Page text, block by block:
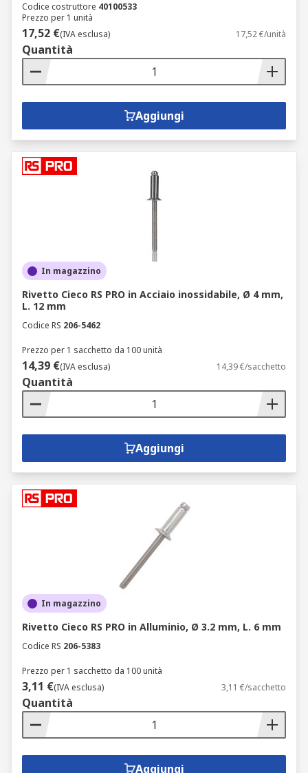
Codice costruttore 40100533
Prezzo per 1 unità
17,52 €(IVA esclusa) 17,52 €/unità
Quantità
Aggiungi
In magazzino
Rivetto Cieco RS PRO in Acciaio inossidabile, Ø 4 mm,
L. 12 mm
Codice RS 206-5462
Prezzo per 1 sacchetto da 100 unità
14,39 €(IVA esclusa) 14,39 €/sacchetto
Quantità
Aggiungi
In magazzino
Rivetto Cieco RS PRO in Alluminio, Ø 3.2 mm, L. 6 mm
Codice RS 206-5383
Prezzo per 1 sacchetto da 100 unità
3,11 €(IVA esclusa) 3,11 €/sacchetto
Quantità
Aggiungi